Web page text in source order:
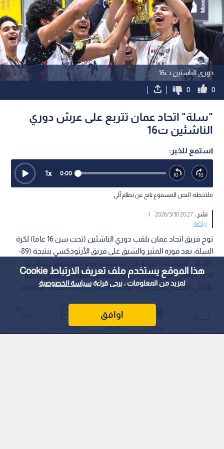
هذا الموقع يستخدم ملف تعريف الارتباط Cookie
لمزيد من المعلومات ، يرجى قراءةسياسة الخصوصية
اوافق
دوري الناشئين ت16
0
0
"سلة" اتحاد عمان تتربع على عرش دوري
الناشئين ت16
استمع للخبر:
0:00
1x
ملاحظة: النص المسموع ناتج عن نظام آلي
نشر :20:27 2026/3/30
|
رياضة
توج فريق اتحاد عمان بلقب دوري الناشئين (تحت سن 16 عاما) لكرة
السلة، بعد فوزه المثير والشيق على فريق الأرثوذكسي بنتيجة (89-
الدور النهائي التي شهدت حضورا جماهيريا لافتا من محبي اللعبة
وأهالي اللاعبين الذين آزروا مواهبهم من مدرجات الصالة الرياضية.
عواجل المباشر أحدث الأخبار